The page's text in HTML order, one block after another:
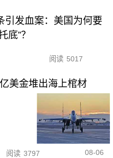
引发血案：美国为何要
底”？
阅读 5017
美金堆出海上棺材
阅读 3797 08-06